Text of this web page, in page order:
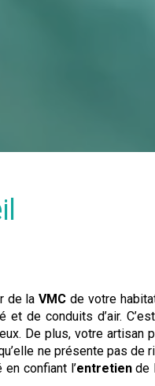
de laVMC de votre
de conduits d’air.
De plus, votre artisan
ne présente pas de
confiant l’entretiende